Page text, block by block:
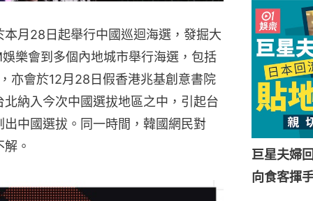
月28日起舉行中國巡迴海選，發掘大
樂會到多個內地城市舉行海選，包括
亦會於12月28日假香港兆基創意書院
納入今次中國選拔地區之中，引起台
中國選拔。同一時間，韓國網民對
。
巨星夫婦
向食客揮